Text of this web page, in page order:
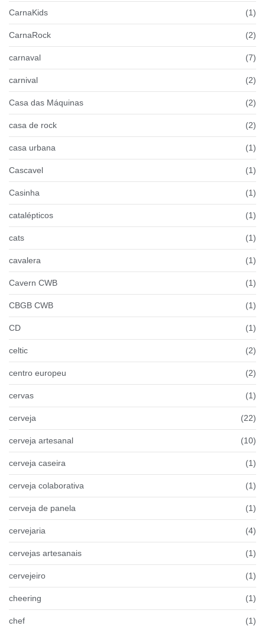
CarnaKids (1)
CarnaRock (2)
carnaval (7)
carnival (2)
Casa das Máquinas (2)
casa de rock (2)
casa urbana (1)
Cascavel (1)
Casinha (1)
catalépticos (1)
cats (1)
cavalera (1)
Cavern CWB (1)
CBGB CWB (1)
CD (1)
celtic (2)
centro europeu (2)
cervas (1)
cerveja (22)
cerveja artesanal (10)
cerveja caseira (1)
cerveja colaborativa (1)
cerveja de panela (1)
cervejaria (4)
cervejas artesanais (1)
cervejeiro (1)
cheering (1)
chef (1)